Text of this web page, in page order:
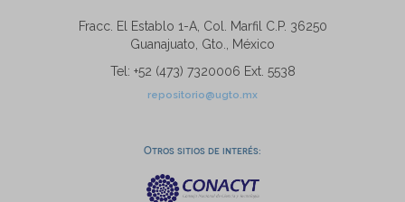
Fracc. El Establo 1-A, Col. Marfil C.P. 36250
Guanajuato, Gto., México
Tel: +52 (473) 7320006 Ext. 5538
repositorio@ugto.mx
Otros sitios de interés: